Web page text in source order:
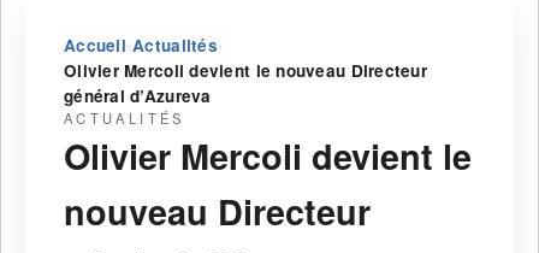
Accueil›Actualités›
Olivier Mercoli devient le nouveau Directeur
général d’Azureva
ACTUALITÉS
Olivier Mercoli devient le
nouveau Directeur